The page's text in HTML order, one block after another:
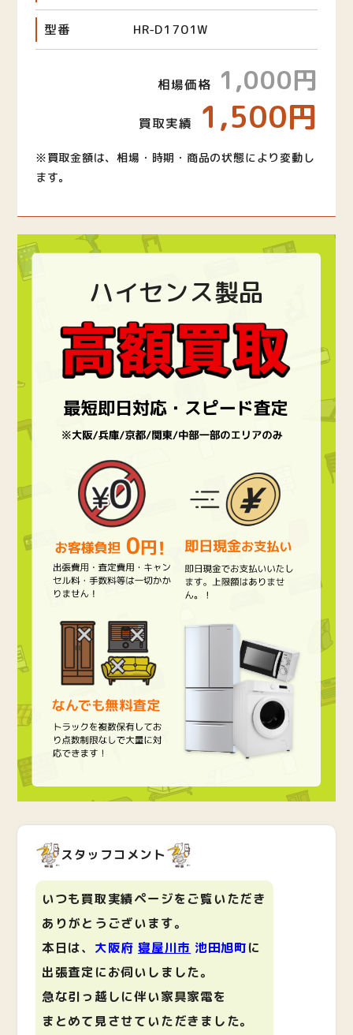
型番 HR-D1701W
相場価格 1,000円
買取実績 1,500円
※買取金額は、相場・時期・商品の状態により変動し
ます。
ハイセンス製品
スタッフコメント
いつも買取実績ページをご覧いただき
ありがとうございます。
本日は、 大阪府 寝屋川市 池田旭町に
出張査定にお伺いしました。
急な引っ越しに伴い家具家電を
まとめて見させていただきました。